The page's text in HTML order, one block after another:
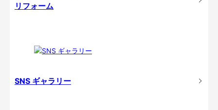
リフォーム
SNS ギャラリー